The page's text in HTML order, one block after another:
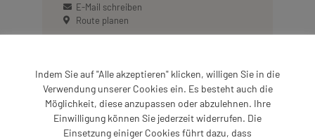
E-Mail schreiben
Route planen
Indem Sie auf "Alle akzeptieren" klicken, willigen Sie in die
Verwendung unserer Cookies ein. Es besteht auch die
Möglichkeit, diese anzupassen oder abzulehnen. Ihre
Einwilligung können Sie jederzeit widerrufen. Die
Einsetzung einiger Cookies führt dazu, dass